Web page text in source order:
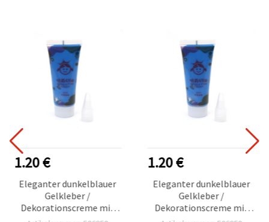
1.20 €
Eleganter dunkelblauer
Gelkleber /
Dekorationscreme mit
Dosierspitze – 50 ml
1.20 €
Eleganter dunkelblauer
Gelkleber /
Dekorationscreme mit
Dosierspitze – 50 ml